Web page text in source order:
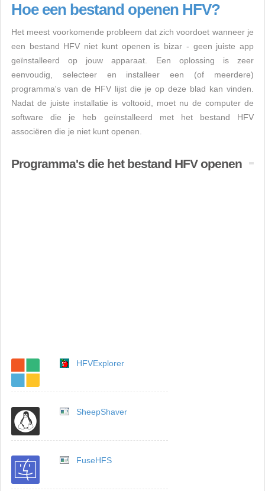
Hoe een bestand openen HFV?
Het meest voorkomende probleem dat zich voordoet wanneer je
een bestand HFV niet kunt openen is bizar - geen juiste app
geïnstalleerd op jouw apparaat. Een oplossing is zeer
eenvoudig, selecteer en installeer een (of meerdere)
programma's van de HFV lijst die je op deze blad kan vinden.
Nadat de juiste installatie is voltooid, moet nu de computer de
software die je heb geïnstalleerd met het bestand HFV
associëren die je niet kunt openen.
Programma's die het bestand HFV openen
HFVExplorer
SheepShaver
FuseHFS